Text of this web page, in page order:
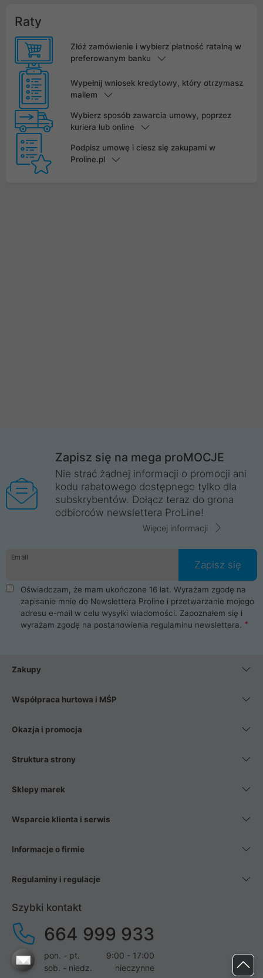
Raty
Złóż zamówienie i wybierz płatność ratalną w
preferowanym banku
Wypełnij wniosek kredytowy, który otrzymasz
mailem
Wybierz sposób zawarcia umowy, poprzez
kuriera lub online
Podpisz umowę i ciesz się zakupami w
Proline.pl
Zapisz się na mega proMOCJE
Nie strać żadnej informacji o promocji ani
kodu rabatowego dostępnego tylko dla
subskrybentów. Dołącz teraz do grona
odbiorców newslettera ProLine!
Więcej informacji
Email
Zapisz się
Oświadczam, że mam ukończone 16 lat. Wyrażam zgodę na
zapisanie mnie do Newslettera Proline i przetwarzanie mojego
adresu e-mail w celu wysyłki wiadomości. Zapoznałem się i
wyrażam zgodę na postanowienia regulaminu newslettera.
Zakupy
Współpraca hurtowa i MŚP
Okazja i promocja
Struktura strony
Sklepy marek
Wsparcie klienta i serwis
Informacje o firmie
Regulaminy i regulacje
Szybki kontakt
664 999 933
pon. - pt.
9:00 - 17:00
sob. - niedz.
nieczynne